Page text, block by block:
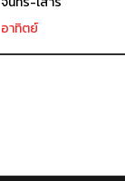
อาทิตย์